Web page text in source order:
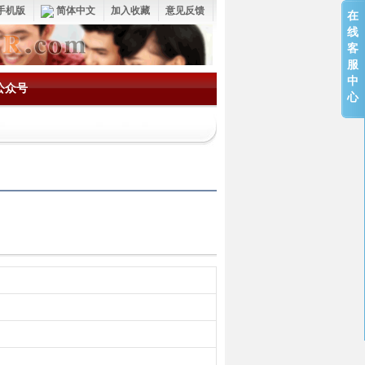
意见反馈
加入收藏
简体中文
机版
众号
在
线
客
服
中
心